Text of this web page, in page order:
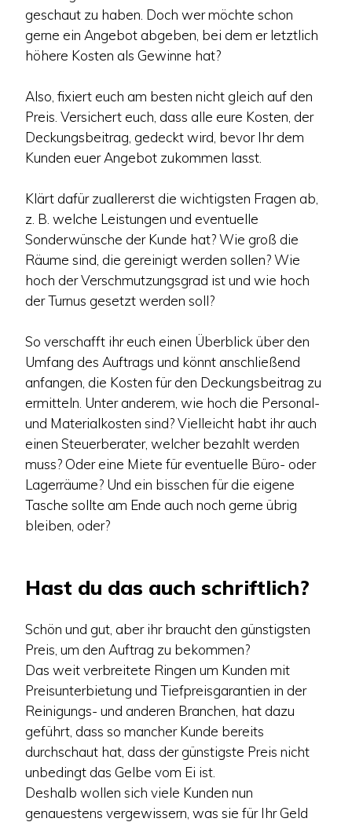
geschaut zu haben. Doch wer möchte schon
gerne ein Angebot abgeben, bei dem er letztlich
höhere Kosten als Gewinne hat?
Also, fixiert euch am besten nicht gleich auf den
Preis. Versichert euch, dass alle eure Kosten, der
Deckungsbeitrag, gedeckt wird, bevor Ihr dem
Kunden euer Angebot zukommen lasst.
Klärt dafür zuallererst die wichtigsten Fragen ab,
z. B. welche Leistungen und eventuelle
Sonderwünsche der Kunde hat? Wie groß die
Räume sind, die gereinigt werden sollen? Wie
hoch der Verschmutzungsgrad ist und wie hoch
der Turnus gesetzt werden soll?
So verschafft ihr euch einen Überblick über den
Umfang des Auftrags und könnt anschließend
anfangen, die Kosten für den Deckungsbeitrag zu
ermitteln. Unter anderem, wie hoch die Personal-
und Materialkosten sind? Vielleicht habt ihr auch
einen Steuerberater, welcher bezahlt werden
muss? Oder eine Miete für eventuelle Büro- oder
Lagerräume? Und ein bisschen für die eigene
Tasche sollte am Ende auch noch gerne übrig
bleiben, oder?
Hast du das auch schriftlich?
Schön und gut, aber ihr braucht den günstigsten
Preis, um den Auftrag zu bekommen?
Das weit verbreitete Ringen um Kunden mit
Preisunterbietung und Tiefpreisgarantien in der
Reinigungs- und anderen Branchen, hat dazu
geführt, dass so mancher Kunde bereits
durchschaut hat, dass der günstigste Preis nicht
unbedingt das Gelbe vom Ei ist.
Deshalb wollen sich viele Kunden nun
genauestens vergewissern, was sie für Ihr Geld